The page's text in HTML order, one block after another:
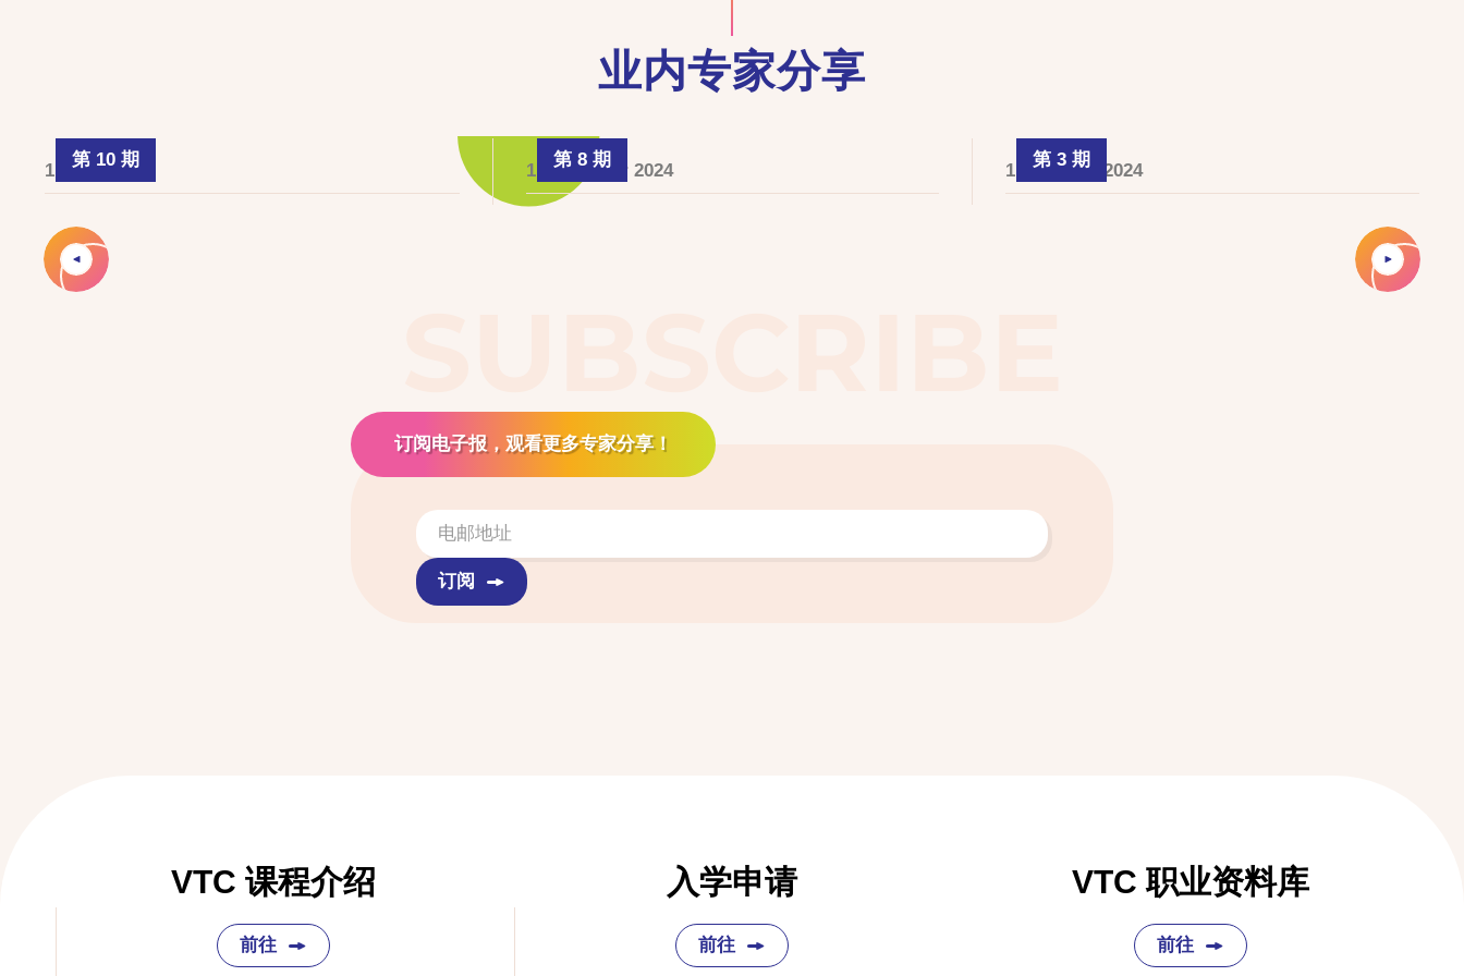
业内专家分享
第 10 期
1 April 2025
第 8 期
1 December 2024
第 3 期
1 February 2024
订阅电子报，观看更多专家分享！
订阅
VTC 课程介绍
前往
入学申请
前往
VTC 职业资料库
前往